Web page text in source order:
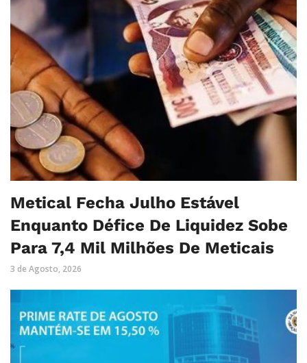
Metical Fecha Julho Estável
Enquanto Défice De Liquidez Sobe
Para 7,4 Mil Milhões De Meticais
3 de Agosto, 2026